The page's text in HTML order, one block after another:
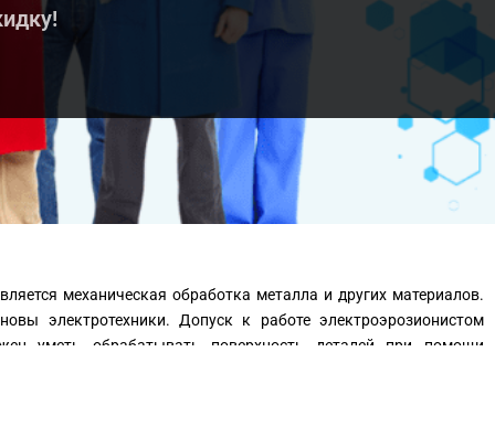
механическая обработка металла и других материалов.
электротехники. Допуск к работе электроэрозионистом
уметь обрабатывать поверхность деталей при помощи